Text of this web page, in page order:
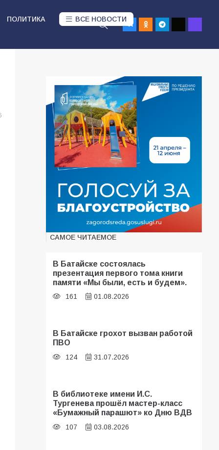
ПОЛИТИКА ВСЕ НОВОСТИ
САМОЕ ЧИТАЕМОЕ
В Батайске состоялась
презентация первого тома книги
памяти «Мы были, есть и будем».
161 01.08.2026
В Батайске грохот вызван работой
ПВО
124 31.07.2026
В библиотеке имени И.С.
Тургенева прошёл мастер-класс
«Бумажный парашют» ко Дню ВДВ
107 03.08.2026